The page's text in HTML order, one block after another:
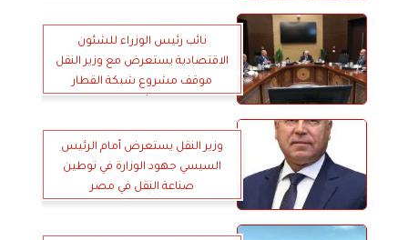
نائب رئيس الوزراء للشئون
الاقتصادية يستعرض مع وزير النقل
موقف مشروع شبكة القطار
وزير النقل يستعرض أمام الرئيس
السيسي جهود الوزارة في توطين
صناعة النقل في مصر